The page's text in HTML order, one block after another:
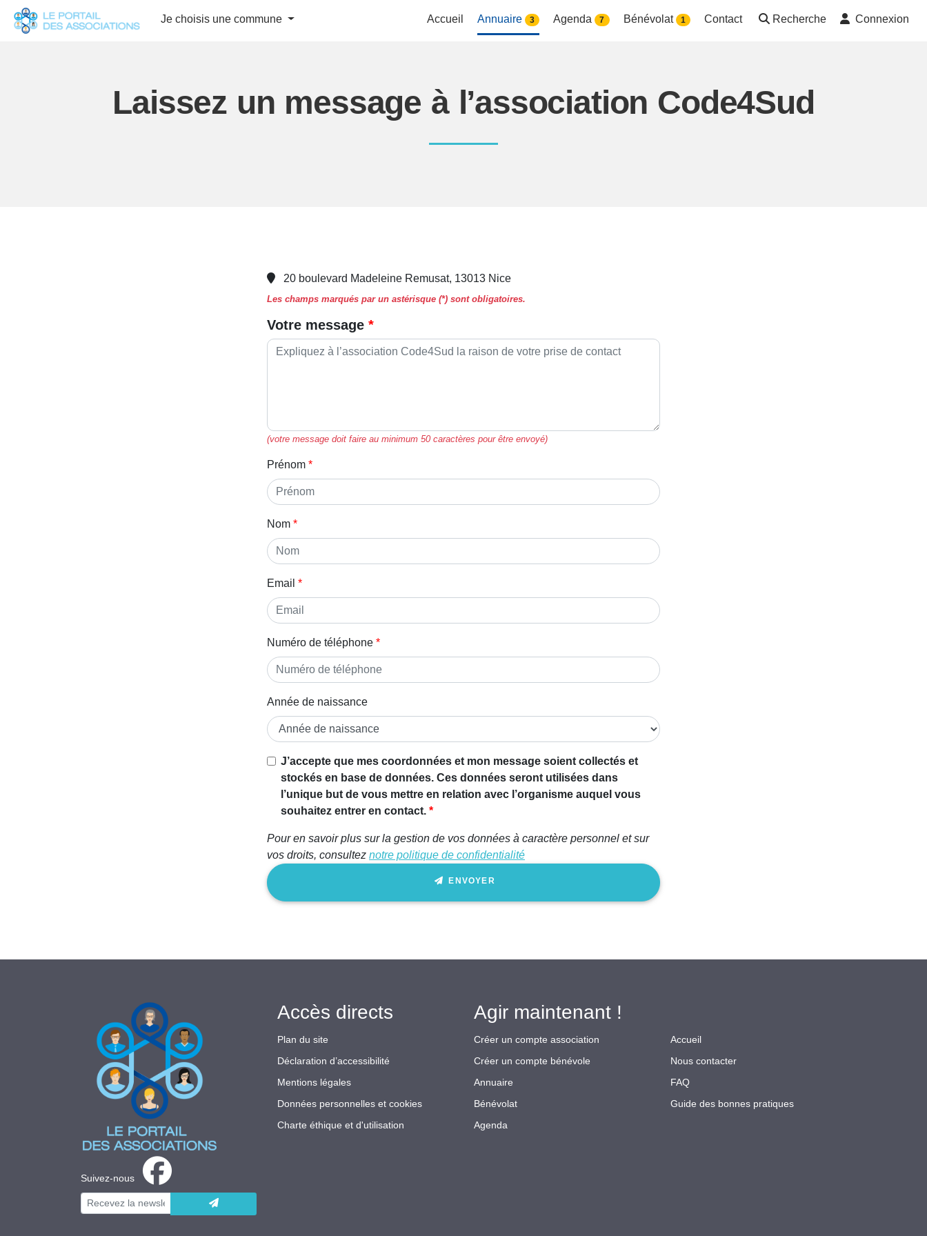
Je choisis une commune Accueil Annuaire 3 Agenda 7 Bénévolat 1 Contact Recherche Connexion
Laissez un message à l’association Code4Sud
20 boulevard Madeleine Remusat, 13013 Nice
Les champs marqués par un astérisque (*) sont obligatoires.
Votre message
(votre message doit faire au minimum 50 caractères pour être envoyé)
Prénom
Nom
Email
Numéro de téléphone
Année de naissance
J’accepte que mes coordonnées et mon message soient collectés et
stockés en base de données. Ces données seront utilisées dans
l’unique but de vous mettre en relation avec l’organisme auquel vous
souhaitez entrer en contact.
Pour en savoir plus sur la gestion de vos données à caractère personnel et sur
vos droits, consultez notre politique de confidentialité
ENVOYER
Suivez-nous
Accès directs
Plan du site
Déclaration d’accessibilité
Mentions légales
Données personnelles et cookies
Charte éthique et d'utilisation
Agir maintenant !
Créer un compte association
Créer un compte bénévole
Annuaire
Bénévolat
Agenda
Accueil
Nous contacter
FAQ
Guide des bonnes pratiques
Panneau de gestion des cookies